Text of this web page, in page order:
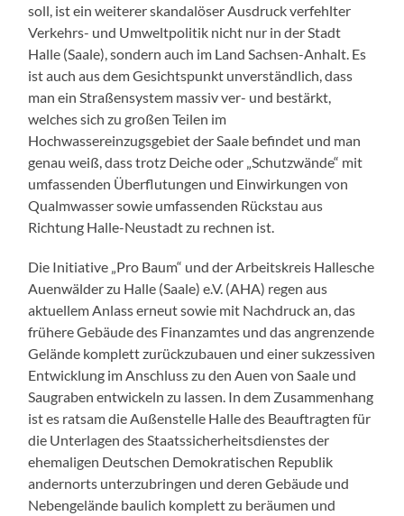
soll, ist ein weiterer skandalöser Ausdruck verfehlter
Verkehrs- und Umweltpolitik nicht nur in der Stadt
Halle (Saale), sondern auch im Land Sachsen-Anhalt. Es
ist auch aus dem Gesichtspunkt unverständlich, dass
man ein Straßensystem massiv ver- und bestärkt,
welches sich zu großen Teilen im
Hochwassereinzugsgebiet der Saale befindet und man
genau weiß, dass trotz Deiche oder „Schutzwände“ mit
umfassenden Überflutungen und Einwirkungen von
Qualmwasser sowie umfassenden Rückstau aus
Richtung Halle-Neustadt zu rechnen ist.
Die Initiative „Pro Baum“ und der Arbeitskreis Hallesche
Auenwälder zu Halle (Saale) e.V. (AHA) regen aus
aktuellem Anlass erneut sowie mit Nachdruck an, das
frühere Gebäude des Finanzamtes und das angrenzende
Gelände komplett zurückzubauen und einer sukzessiven
Entwicklung im Anschluss zu den Auen von Saale und
Saugraben entwickeln zu lassen. In dem Zusammenhang
ist es ratsam die Außenstelle Halle des Beauftragten für
die Unterlagen des Staatssicherheitsdienstes der
ehemaligen Deutschen Demokratischen Republik
andernorts unterzubringen und deren Gebäude und
Nebengelände baulich komplett zu beräumen und